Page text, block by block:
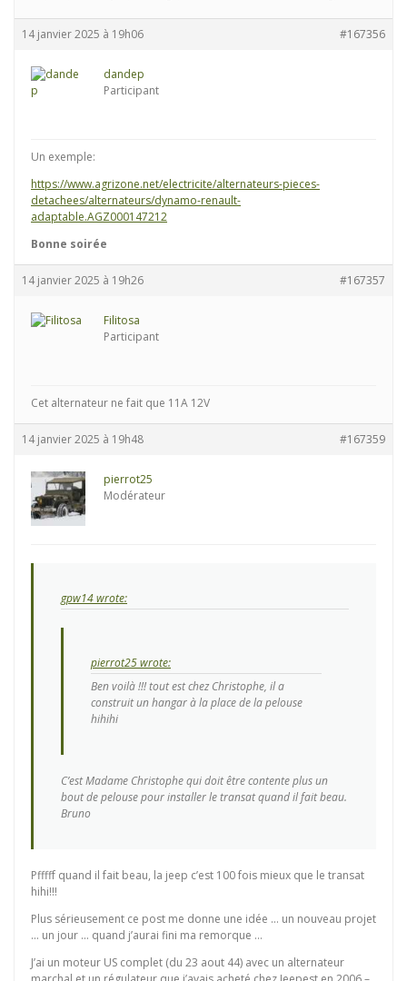
14 janvier 2025 à 19h06 #167356
dandep
Participant
Un exemple:
https://www.agrizone.net/electricite/alternateurs-pieces-
detachees/alternateurs/dynamo-renault-
adaptable.AGZ000147212
Bonne soirée
14 janvier 2025 à 19h26 #167357
Filitosa
Participant
Cet alternateur ne fait que 11A 12V
14 janvier 2025 à 19h48 #167359
pierrot25
Modérateur
gpw14 wrote:
pierrot25 wrote:
Ben voilà !!! tout est chez Christophe, il a
construit un hangar à la place de la pelouse
hihihi
C’est Madame Christophe qui doit être contente plus un
bout de pelouse pour installer le transat quand il fait beau.
Bruno
Pfffff quand il fait beau, la jeep c’est 100 fois mieux que le transat
hihi!!!
Plus sérieusement ce post me donne une idée … un nouveau projet
… un jour … quand j’aurai fini ma remorque …
J’ai un moteur US complet (du 23 aout 44) avec un alternateur